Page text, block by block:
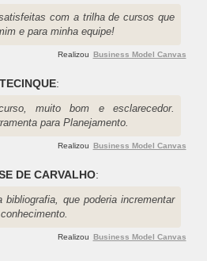
com a trilha de cursos que
e para minha equipe!
Realizou Business Model Canvas
:
muito bom e esclarecedor.
para Planejamento.
Realizou Business Model Canvas
DE CARVALHO:
bibliografia, que poderia incrementar
Realizou Business Model Canvas